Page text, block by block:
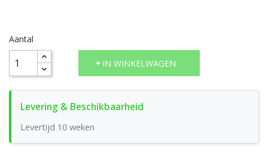
Aantal
IN WINKELWAGEN
Levertijd 10 weken